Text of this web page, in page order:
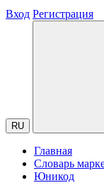
Вход Регистрация
RU
Главная
Словарь
Юникод